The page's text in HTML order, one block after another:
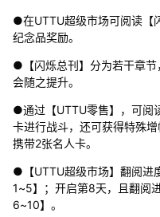
●在UTTU超级市场可阅读【
纪念品奖励。
●【闪烁总刊】分为若干章
会随之提升。
●通过【UTTU零售】，可阅
卡进行战斗，还可获得特殊
携带2张名人卡。
●【UTTU超级市场】翻阅进
1~5】；开启第8天，且翻阅
6~10】。